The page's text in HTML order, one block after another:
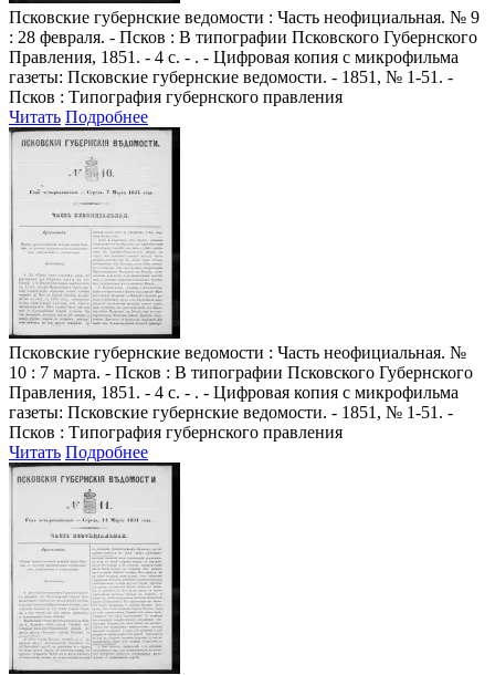
Псковские губернские ведомости : Часть неофициальная. № 9
: 28 февраля. - Псков : В типографии Псковского Губернского
Правления, 1851. - 4 с. - . - Цифровая копия с микрофильма
газеты: Псковские губернские ведомости. - 1851, № 1-51. -
Псков : Типография губернского правления
Читать Подробнее
Псковские губернские ведомости : Часть неофициальная. №
10 : 7 марта. - Псков : В типографии Псковского Губернского
Правления, 1851. - 4 с. - . - Цифровая копия с микрофильма
газеты: Псковские губернские ведомости. - 1851, № 1-51. -
Псков : Типография губернского правления
Читать Подробнее